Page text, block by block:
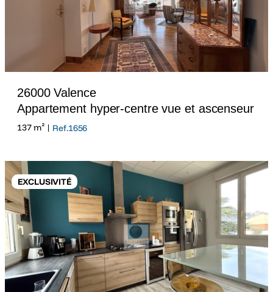
26000 Valence
Appartement hyper-centre vue et ascenseur
137 m² | Ref.1656
EXCLUSIVITÉ